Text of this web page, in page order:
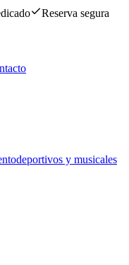
Reserva segura
deportivos y musicales